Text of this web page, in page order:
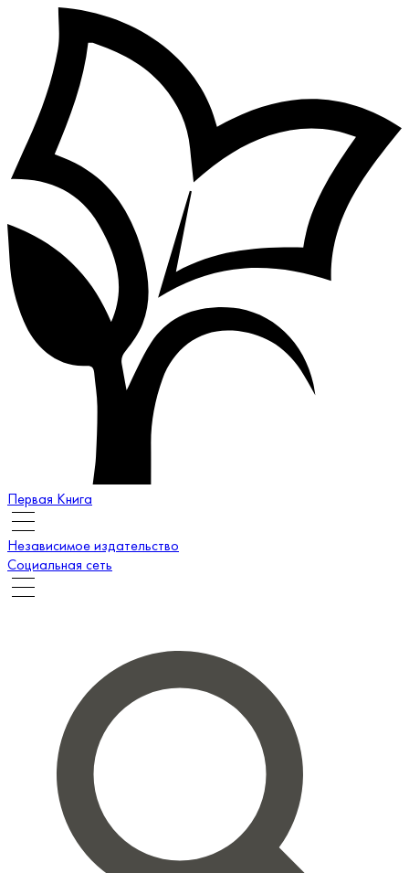
Первая Книга
Независимое издательство
Социальная сеть